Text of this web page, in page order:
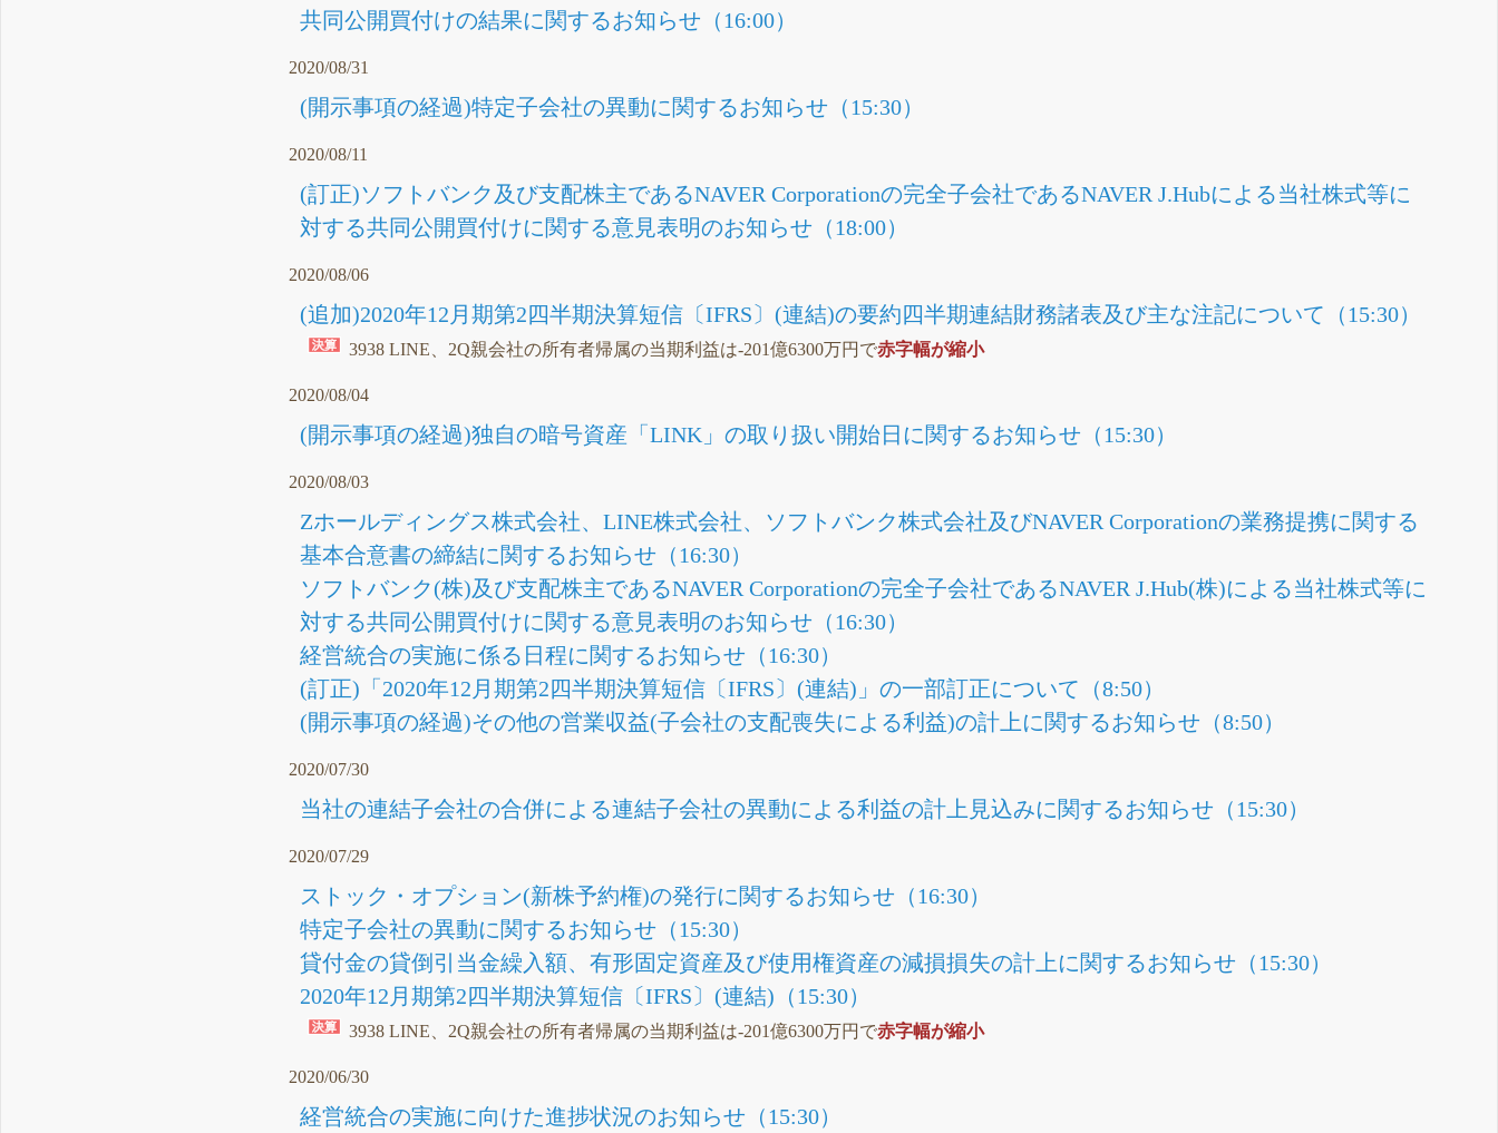
共同公開買付けの結果に関するお知らせ（16:00）
2020/08/31
(開示事項の経過)特定子会社の異動に関するお知らせ（15:30）
2020/08/11
(訂正)ソフトバンク及び支配株主であるNAVER Corporationの完全子会社であるNAVER J.Hubによる当社株式等に
対する共同公開買付けに関する意見表明のお知らせ（18:00）
2020/08/06
(追加)2020年12月期第2四半期決算短信〔IFRS〕(連結)の要約四半期連結財務諸表及び主な注記について（15:30）
3938 LINE、2Q親会社の所有者帰属の当期利益は-201億6300万円で赤字幅が縮小
2020/08/04
(開示事項の経過)独自の暗号資産「LINK」の取り扱い開始日に関するお知らせ（15:30）
2020/08/03
Zホールディングス株式会社、LINE株式会社、ソフトバンク株式会社及びNAVER Corporationの業務提携に関する
基本合意書の締結に関するお知らせ（16:30）
ソフトバンク(株)及び支配株主であるNAVER Corporationの完全子会社であるNAVER J.Hub(株)による当社株式等に
対する共同公開買付けに関する意見表明のお知らせ（16:30）
経営統合の実施に係る日程に関するお知らせ（16:30）
(訂正)「2020年12月期第2四半期決算短信〔IFRS〕(連結)」の一部訂正について（8:50）
(開示事項の経過)その他の営業収益(子会社の支配喪失による利益)の計上に関するお知らせ（8:50）
2020/07/30
当社の連結子会社の合併による連結子会社の異動による利益の計上見込みに関するお知らせ（15:30）
2020/07/29
ストック・オプション(新株予約権)の発行に関するお知らせ（16:30）
特定子会社の異動に関するお知らせ（15:30）
貸付金の貸倒引当金繰入額、有形固定資産及び使用権資産の減損損失の計上に関するお知らせ（15:30）
2020年12月期第2四半期決算短信〔IFRS〕(連結)（15:30）
3938 LINE、2Q親会社の所有者帰属の当期利益は-201億6300万円で赤字幅が縮小
2020/06/30
経営統合の実施に向けた進捗状況のお知らせ（15:30）